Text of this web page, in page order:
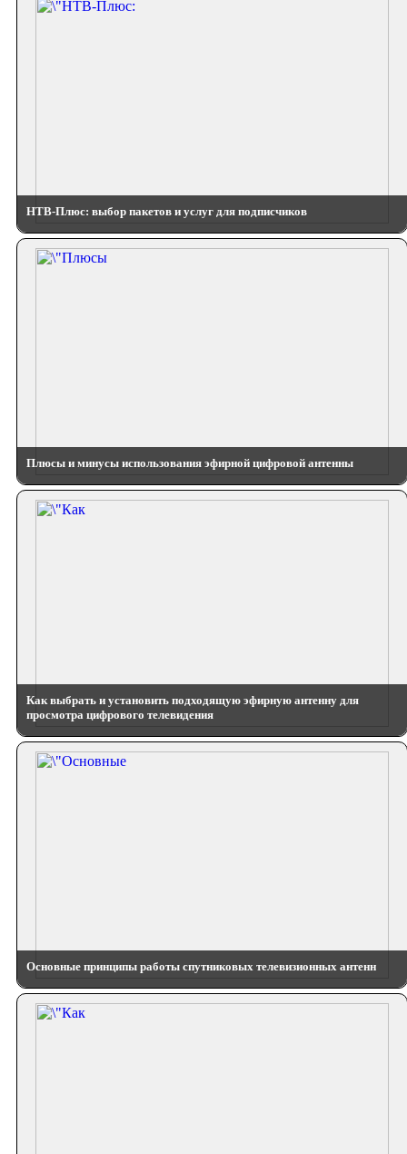
НТВ-Плюс: выбор пакетов и услуг для подписчиков
Плюсы и минусы использования эфирной цифровой антенны
Как выбрать и установить подходящую эфирную антенну для
просмотра цифрового телевидения
Основные принципы работы спутниковых телевизионных антенн